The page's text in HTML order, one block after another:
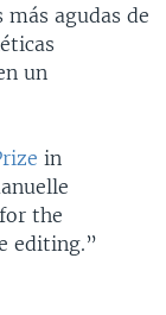
agudas de
un
in
the
editing.”